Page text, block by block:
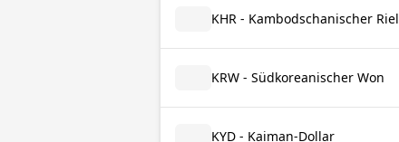
KHR - Kambodschanischer Riel
KRW - Südkoreanischer Won
KYD - Kaiman-Dollar